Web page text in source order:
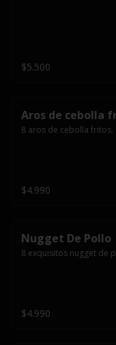
$5.500
Aros de cebolla
8 aros de cebolla fritos.
$4.990
Nugget De Pollo
8 exquisitos nugget de
$4.990